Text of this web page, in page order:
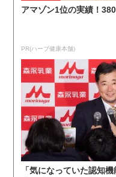
アマゾン1位の実績！
PR(ハーブ健康本舗)
「気になっていた認知